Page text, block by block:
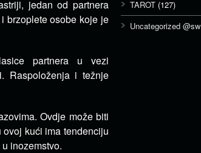
jedan od partnera
brzoplete osobe koje je
partnera u vezi
Raspoloženja i težnje
Ovdje može biti
ovoj kući ima tendenciju
inozemstvo.
TAROT (127)
Uncategorized @sw